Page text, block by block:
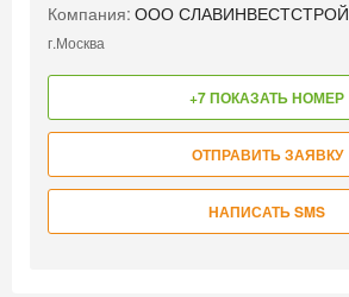
Компания: ООО СЛАВИНВЕСТСТРОЙ
г.Москва
+7 ПОКАЗАТЬ НОМЕР
ОТПРАВИТЬ ЗАЯВКУ
НАПИСАТЬ SMS